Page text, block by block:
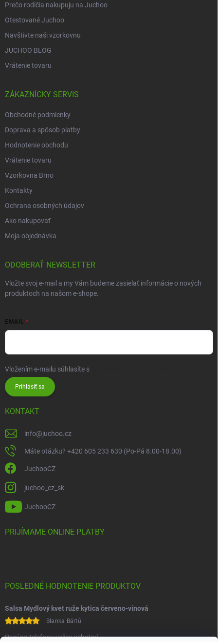
Prečo rodičia nakupuju na Juchoo
Otestované Juchoo
Navštivte naši vzorkovnu
JUCHOO BLOG
Vrátenie tovaru
ZÁKAZNÍCKY SERVIS
Obchodné podmienky
Doprava a spôsob platby
Hodnotenie obchodu
Vrátenie tovaru
Vzorkovna Brno
Kontakty
Ochrana osobných údajov
Ako nakupovať
Moja objednávka
ODOBERAŤ NEWSLETTER
Vložte svoj e-mail a my Vám budeme zasielať informácie o nových
produktoch na našom e-shope.
EMAIL
Vložením e-mailu súhlasíte s
Prihlásiť sa
KONTAKT
info@juchoo.cz
Máte otázku? +420 605 233 630 (Po-Pá 8.00-18.00)
JuchooCZ
juchoo_cz_sk
JuchooCZ
PRIJÍMAME ONLINE PLATBY
POSLEDNÉ HODNOTENIE PRODUKTOV
Salsa Mydlový kvet ruže kytica červeno-vínová
Blanka Bártů
Paní na telefonu velice ochotná